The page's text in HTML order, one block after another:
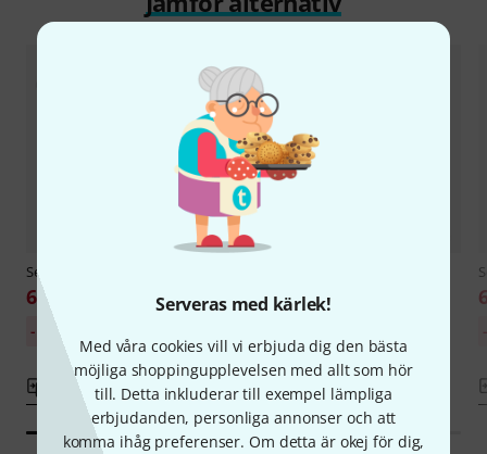
Serveras med kärlek!
Med våra cookies vill vi erbjuda dig den bästa
möjliga shoppingupplevelsen med allt som hör
till. Detta inkluderar till exempel lämpliga
erbjudanden, personliga annonser och att
komma ihåg preferenser. Om detta är okej för dig,
Sela
666 kr
745 kr
-11%
Jämför
679 kr
Jämför